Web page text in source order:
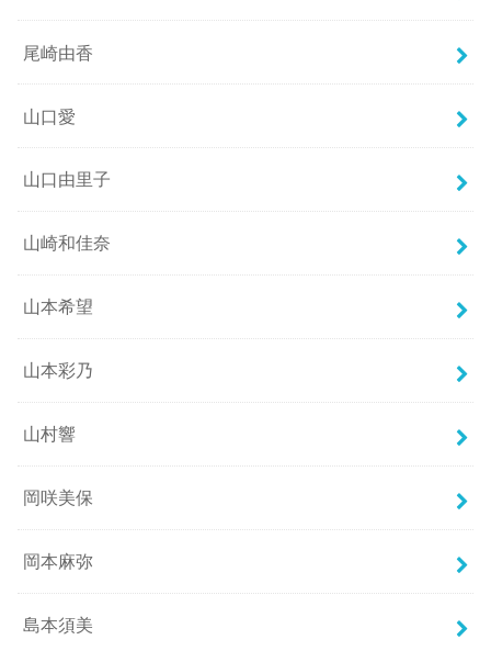
尾崎由香
山口愛
山口由里子
山崎和佳奈
山本希望
山本彩乃
山村響
岡咲美保
岡本麻弥
島本須美